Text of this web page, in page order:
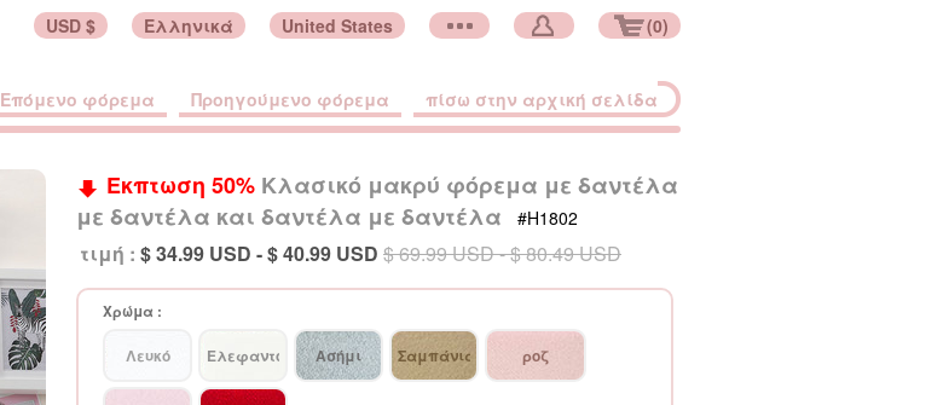
USD $ Ελληνικά United States (0)
Επόμενο φόρεμα Προηγούμενο φόρεμα πίσω στην αρχική σελίδα
Εκπτωση 50% Κλασικό μακρύ φόρεμα με δαντέλα
με δαντέλα και δαντέλα με δαντέλα
#H1802
τιμή : $ 34.99 USD - $ 40.99 USD $ 69.99USD- $ 80.49USD
Χρώμα :
Λευκό ΕλεφαντόδοντοΑσήμι Σαμπάνια
ροζ
μαργαριτάρι